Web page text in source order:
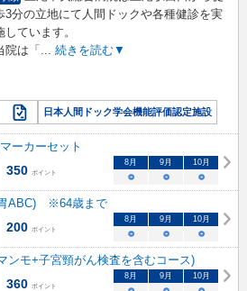
3分の立地にて人間ドックや各種健診を実
しています。
院は「
続きを読む▼
日本人間ドック学会機能評価認定施設
ーカーセット
350 ポイント
8 月 9 月 10月
○ ○ ○
胃ABC) ※64歳まで
200 ポイント
8 月 9 月 10月
○ ○ ○
モ+子宮頸がん検査を含むコース)
360 ポイント
8 月 9 月 10月